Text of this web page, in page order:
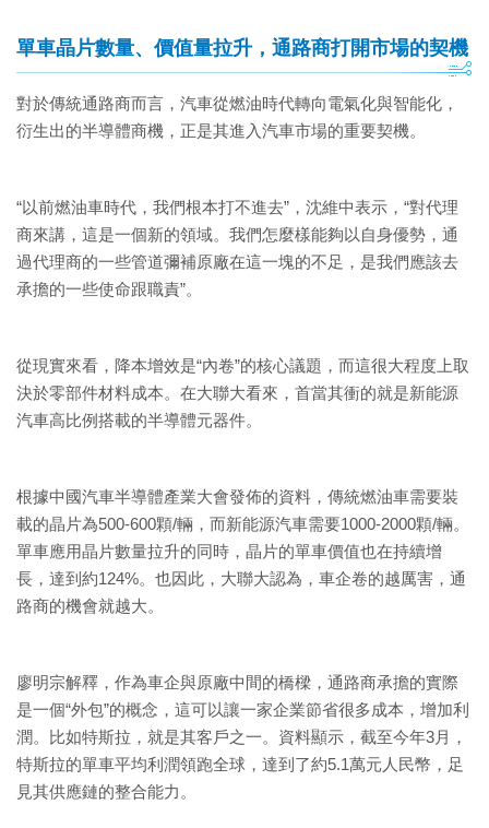
單車晶片數量、價值量拉升，通路商打開市場的契機
對於傳統通路商而言，汽車從燃油時代轉向電氣化與智能化，
衍生出的半導體商機，正是其進入汽車市場的重要契機。
“以前燃油車時代，我們根本打不進去”，沈維中表示，“對代理
商來講，這是一個新的領域。我們怎麼樣能夠以自身優勢，通
過代理商的一些管道彌補原廠在這一塊的不足，是我們應該去
承擔的一些使命跟職責”。
從現實來看，降本增效是“內卷”的核心議題，而這很大程度上取
決於零部件材料成本。在大聯大看來，首當其衝的就是新能源
汽車高比例搭載的半導體元器件。
根據中國汽車半導體產業大會發佈的資料，傳統燃油車需要裝
載的晶片為500-600顆/輛，而新能源汽車需要1000-2000顆/輛。
單車應用晶片數量拉升的同時，晶片的單車價值也在持續增
長，達到約124%。也因此，大聯大認為，車企卷的越厲害，通
路商的機會就越大。
廖明宗解釋，作為車企與原廠中間的橋樑，通路商承擔的實際
是一個“外包”的概念，這可以讓一家企業節省很多成本，增加利
潤。比如特斯拉，就是其客戶之一。資料顯示，截至今年3月，
特斯拉的單車平均利潤領跑全球，達到了約5.1萬元人民幣，足
見其供應鏈的整合能力。